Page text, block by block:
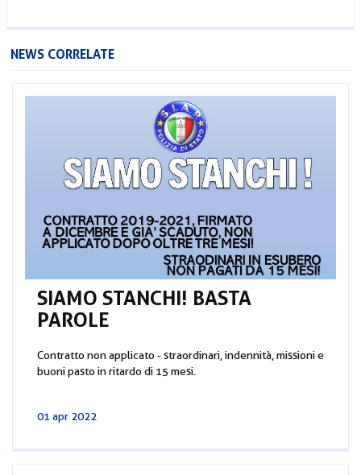
NEWS CORRELATE
SIAMO STANCHI! BASTA
PAROLE
Contratto non applicato - straordinari, indennità, missioni e
buoni pasto in ritardo di 15 mesi.
01 apr 2022